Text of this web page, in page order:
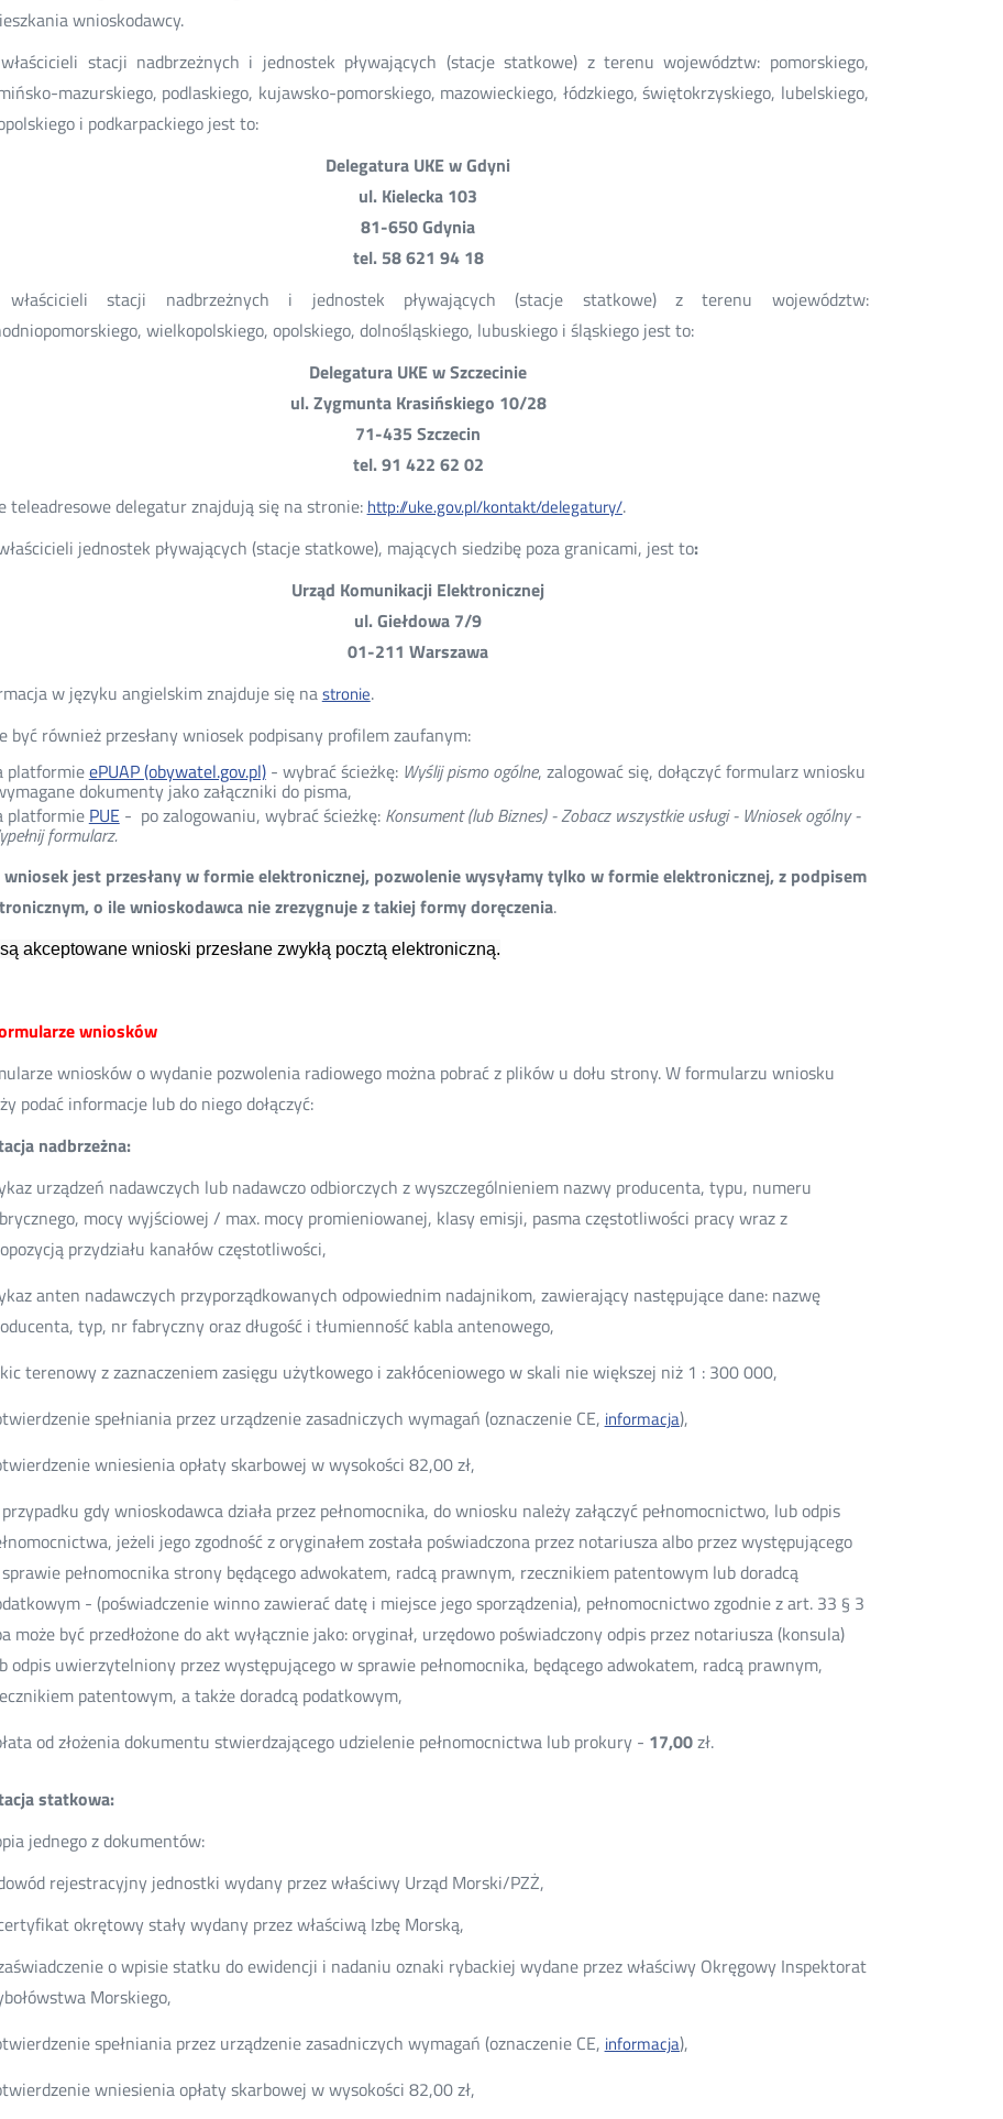
wnioskodawcy.
stacji nadbrzeżnych i jednostek pływających (stacje statkowe) z terenu województw: pomorskiego,
mazurskiego, podlaskiego, kujawsko-pomorskiego, mazowieckiego, łódzkiego, świętokrzyskiego, lubelskiego,
i podkarpackiego jest to:
Delegatura UKE w Gdyni
ul. Kielecka 103
81-650 Gdynia
tel. 58 621 94 18
właścicieli stacji nadbrzeżnych i jednostek pływających (stacje statkowe) z terenu województw:
wielkopolskiego, opolskiego, dolnośląskiego, lubuskiego i śląskiego jest to:
Delegatura UKE w Szczecinie
ul. Zygmunta Krasińskiego 10/28
71-435 Szczecin
tel. 91 422 62 02
teleadresowe delegatur znajdują się na stronie: http://uke.gov.pl/kontakt/delegatury/.
jednostek pływających (stacje statkowe), mających siedzibę poza granicami, jest to:
Urząd Komunikacji Elektronicznej
ul. Giełdowa 7/9
01-211 Warszawa
w języku angielskim znajduje się nastronie.
być również przesłany wniosek podpisany profilem zaufanym:
platformieePUAP (obywatel.gov.pl)- wybrać ścieżkę: Wyślij pismo ogólne, zalogować się, dołączyć formularz wniosku
dokumenty jako załączniki do pisma,
platformie PUE - po zalogowaniu, wybrać ścieżkę: Konsument (lub Biznes) - Zobacz wszystkie usługi - Wniosek ogólny -
formularz.
wniosek jest przesłany w formie elektronicznej, pozwolenie wysyłamy tylko w formie elektronicznej, z podpisem
o ile wnioskodawca nie zrezygnuje z takiej formy doręczenia.
akceptowane wnioski przesłane zwykłą pocztą elektroniczną.
wniosków
wniosków o wydanie pozwolenia radiowego można pobrać z plików u dołu strony. W formularzu wniosku
podać informacje lub do niego dołączyć:
nadbrzeżna:
urządzeń nadawczych lub nadawczo odbiorczych z wyszczególnieniem nazwy producenta, typu, numeru
mocy wyjściowej / max. mocy promieniowanej, klasy emisji, pasma częstotliwości pracy wraz z
przydziału kanałów częstotliwości,
anten nadawczych przyporządkowanych odpowiednim nadajnikom, zawierający następujące dane: nazwę
typ, nr fabryczny oraz długość i tłumienność kabla antenowego,
terenowy z zaznaczeniem zasięgu użytkowego i zakłóceniowego w skali nie większej niż 1 : 300 000,
spełniania przez urządzenie zasadniczych wymagań (oznaczenie CE, informacja),
wniesienia opłaty skarbowej w wysokości 82,00 zł,
gdy wnioskodawca działa przez pełnomocnika, do wniosku należy załączyć pełnomocnictwo, lub odpis
jeżeli jego zgodność z oryginałem została poświadczona przez notariusza albo przez występującego
pełnomocnika strony będącego adwokatem, radcą prawnym, rzecznikiem patentowym lub doradcą
- (poświadczenie winno zawierać datę i miejsce jego sporządzenia), pełnomocnictwo zgodnie z art. 33 § 3
może być przedłożone do akt wyłącznie jako: oryginał, urzędowo poświadczony odpis przez notariusza (konsula)
odpis uwierzytelniony przez występującego w sprawie pełnomocnika, będącego adwokatem, radcą prawnym,
patentowym, a także doradcą podatkowym,
od złożenia dokumentu stwierdzającego udzielenie pełnomocnictwa lub prokury - 17,00zł.
statkowa:
jednego z dokumentów:
rejestracyjny jednostki wydany przez właściwy Urząd Morski/PZŻ,
okrętowy stały wydany przez właściwą Izbę Morską,
o wpisie statku do ewidencji i nadaniu oznaki rybackiej wydane przez właściwy Okręgowy Inspektorat
Morskiego,
spełniania przez urządzenie zasadniczych wymagań (oznaczenie CE, informacja),
wniesienia opłaty skarbowej w wysokości 82,00 zł,